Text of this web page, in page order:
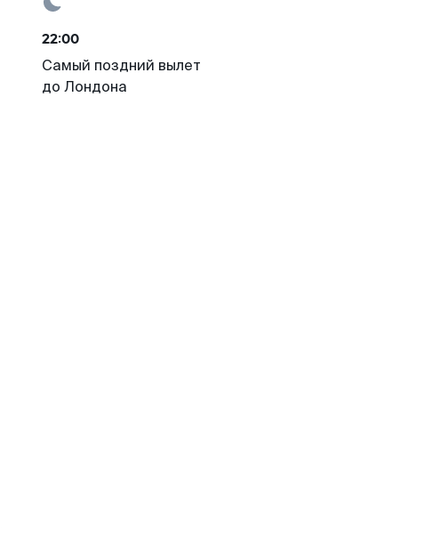
22:00
Самый поздний вылет
до Лондона